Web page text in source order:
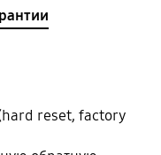
reset, factory